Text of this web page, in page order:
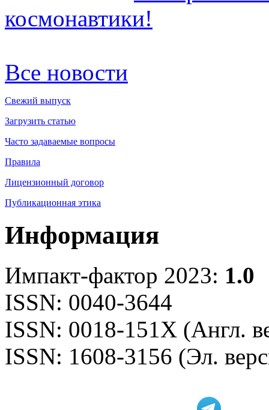
космонавтики!
Все новости
Свежий выпуск
Загрузить статью
Часто задаваемые вопросы
Правила
Лицензионный договор
Публикационная этика
Информация
Импакт-фактор 2023: 1.0
ISSN: 0040-3644
ISSN: 0018-151X (Англ.
ISSN: 1608-3156 (Эл.